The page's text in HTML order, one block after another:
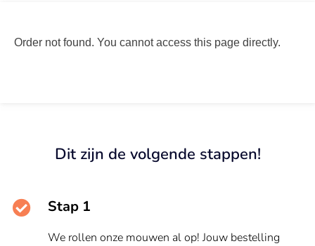
Order not found. You cannot access this page directly.
Dit zijn de volgende stappen!
Stap 1
We rollen onze mouwen al op! Jouw bestelling